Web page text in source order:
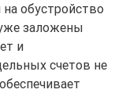
на обустройство
заложены
и
счетов не